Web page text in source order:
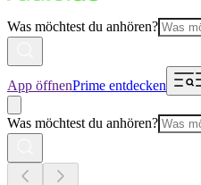
Was möchtest du anhören?
App öffnenPrime entdecken
Was möchtest du anhören?